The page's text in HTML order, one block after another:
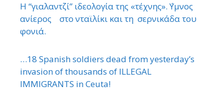
Η “γιαλαντζί” ιδεολογία της «τέχνης». ΄Υμνος
ανίερος στο νταϊλίκι και τη σερνικάδα του
φονιά.
…18 Spanish soldiers dead from yesterday’s
invasion of thousands of ILLEGAL
IMMIGRANTS in Ceuta!